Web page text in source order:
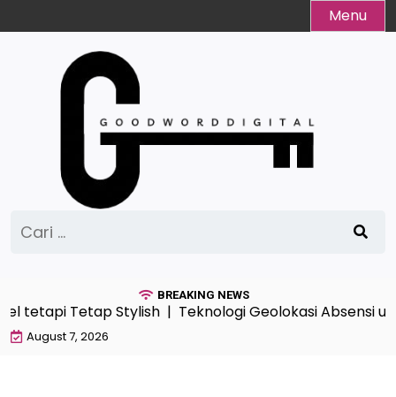
to
Menu
untuk:
BREAKING NEWS
tetapi Tetap Stylish | Teknologi Geolokasi Absensi
August 7, 2026